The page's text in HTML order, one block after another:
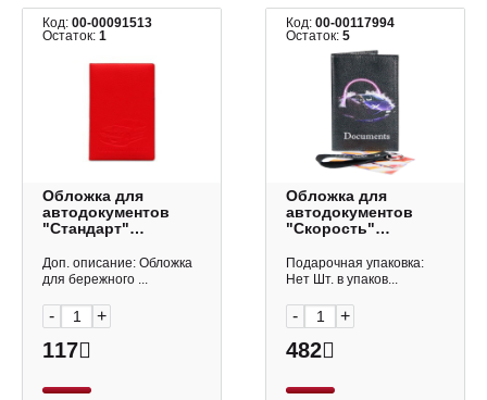
Код: 00-00091513
Остаток: 1
Обложка для
автодокументов
"Стандарт"
алая ОП-9767
Миленд
Доп. описание: Обложка
для бережного ...
- +
117
Код:00-00117994
Остаток:5
Обложка для
автодокументов
"Скорость"
5,2-038-0 Imige
Подарочная упаковка:
Нет Шт. в упаков...
- +
482